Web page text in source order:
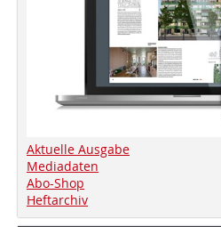
Aktuelle Ausgabe
Mediadaten
Abo-Shop
Heftarchiv